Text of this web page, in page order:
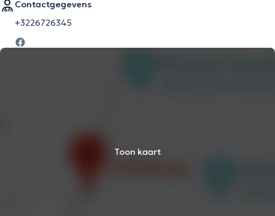
Contactgegevens
+3226726345
Toon kaart